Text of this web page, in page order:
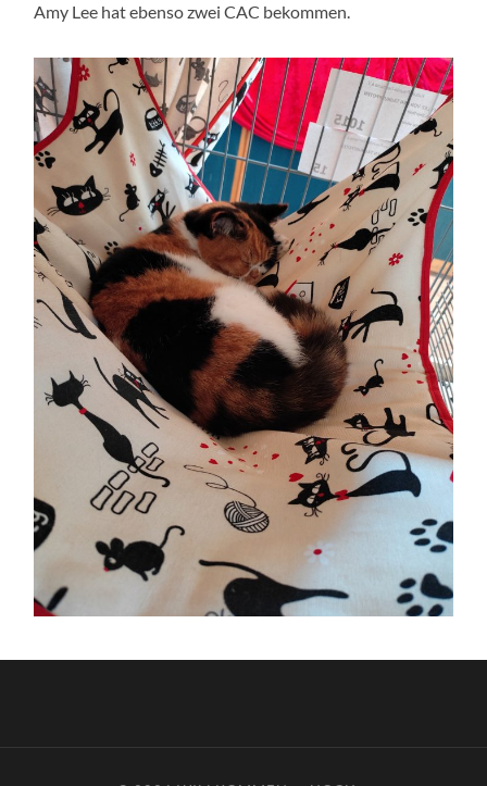
Amy Lee hat ebenso zwei CAC bekommen.